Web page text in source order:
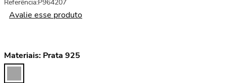
Referência:P964207
Avalie esse produto
Materiais: Prata 925